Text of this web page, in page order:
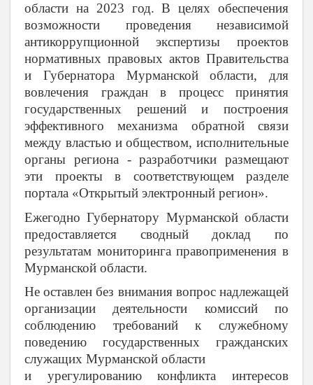
области на 2023 год. В целях обеспечения
возможности проведения независимой
антикоррупционной экспертизы проектов
нормативных правовых актов Правительства
и Губернатора Мурманской области, для
вовлечения граждан в процесс принятия
государственных решений и построения
эффективного механизма обратной связи
между властью и обществом, исполнительные
органы региона - разработчики размещают
эти проекты в соответствующем разделе
портала «Открытый электронный регион».
Ежегодно Губернатору Мурманской области
предоставляется сводный доклад по
результатам мониторинга правоприменения в
Мурманской области.
Не оставлен без внимания вопрос надлежащей
организации деятельности комиссий по
соблюдению требований к служебному
поведению государственных гражданских
служащих Мурманской области
и урегулированию конфликта интересов